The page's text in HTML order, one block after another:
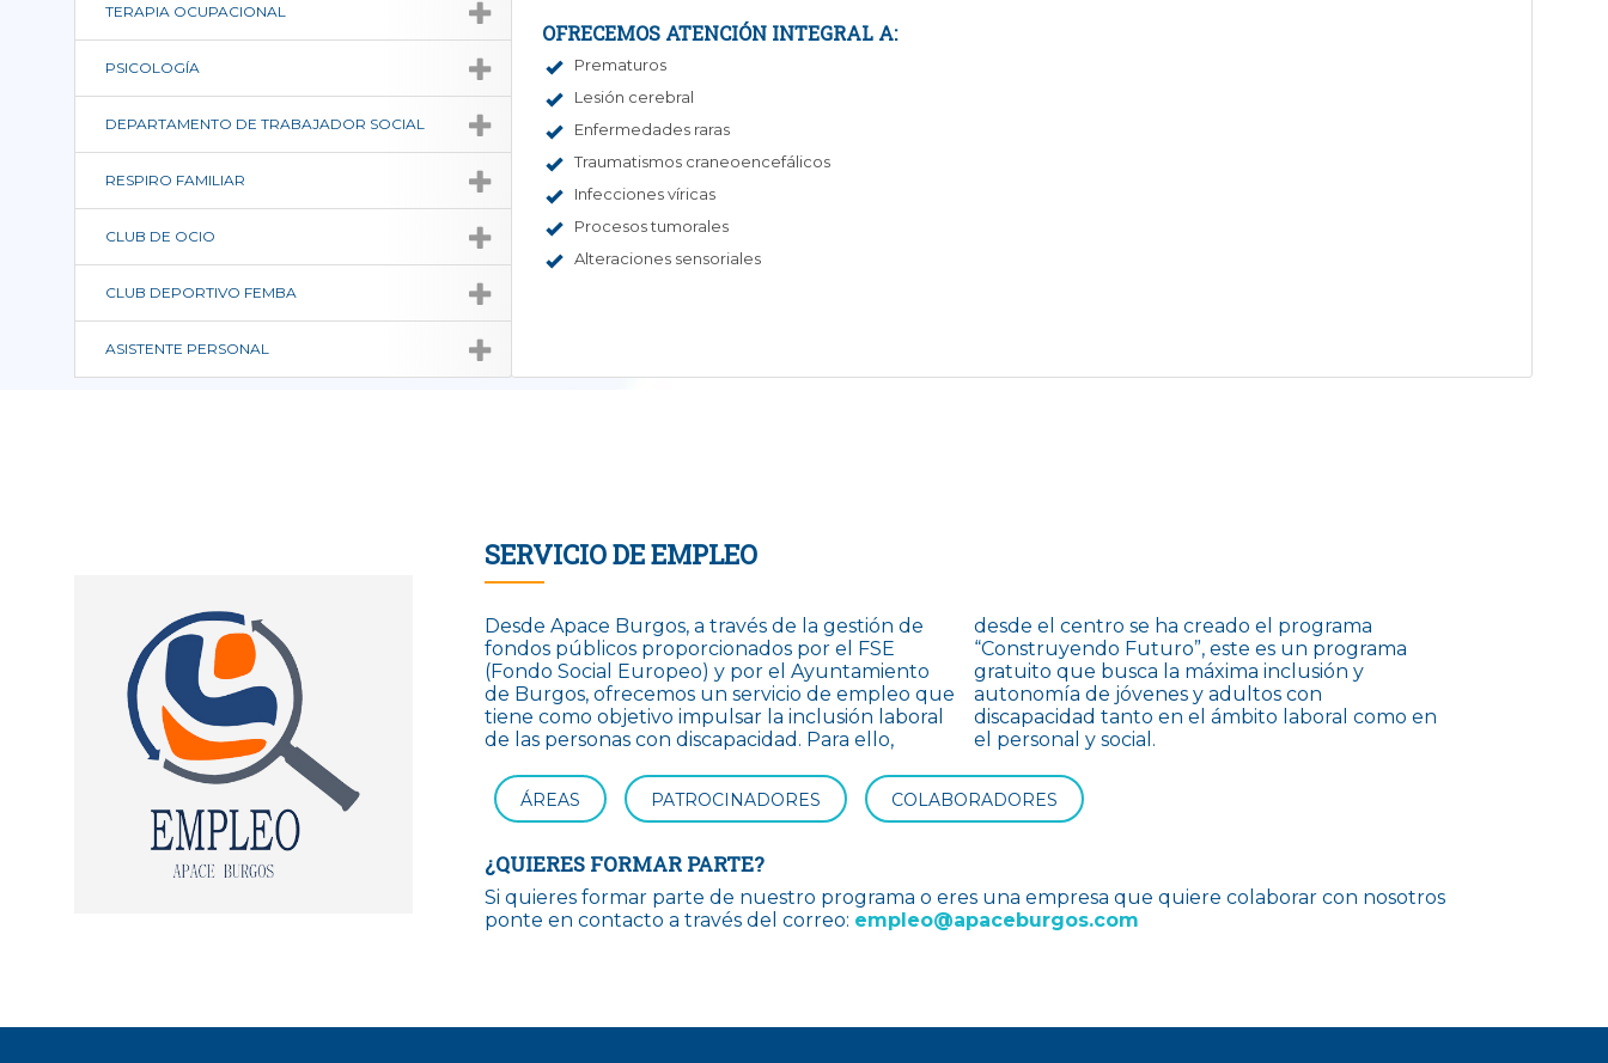
TERAPIA OCUPACIONAL
PSICOLOGÍA
DEPARTAMENTO DE TRABAJADOR SOCIAL
RESPIRO FAMILIAR
CLUB DE OCIO
CLUB DEPORTIVO FEMBA
ASISTENTE PERSONAL
OFRECEMOS ATENCIÓN INTEGRAL A:
Prematuros
Lesión cerebral
Enfermedades raras
Traumatismos craneoencefálicos
Infecciones víricas
Procesos tumorales
Alteraciones sensoriales
SERVICIO DE EMPLEO
Desde Apace Burgos, a través de la gestión de
fondos públicos proporcionados por el FSE
(Fondo Social Europeo) y por el Ayuntamiento
de Burgos, ofrecemos un servicio de empleo que
tiene como objetivo impulsar la inclusión laboral
de las personas con discapacidad. Para ello,
desde el centro se ha creado el programa
“Construyendo Futuro”, este es un programa
gratuito que busca la máxima inclusión y
autonomía de jóvenes y adultos con
discapacidad tanto en el ámbito laboral como en
el personal y social.
ÁREAS PATROCINADORES COLABORADORES
¿QUIERES FORMAR PARTE?
Si quieres formar parte de nuestro programa o eres una empresa que quiere colaborar con nosotros
ponte en contacto a través del correo: empleo@apaceburgos.com